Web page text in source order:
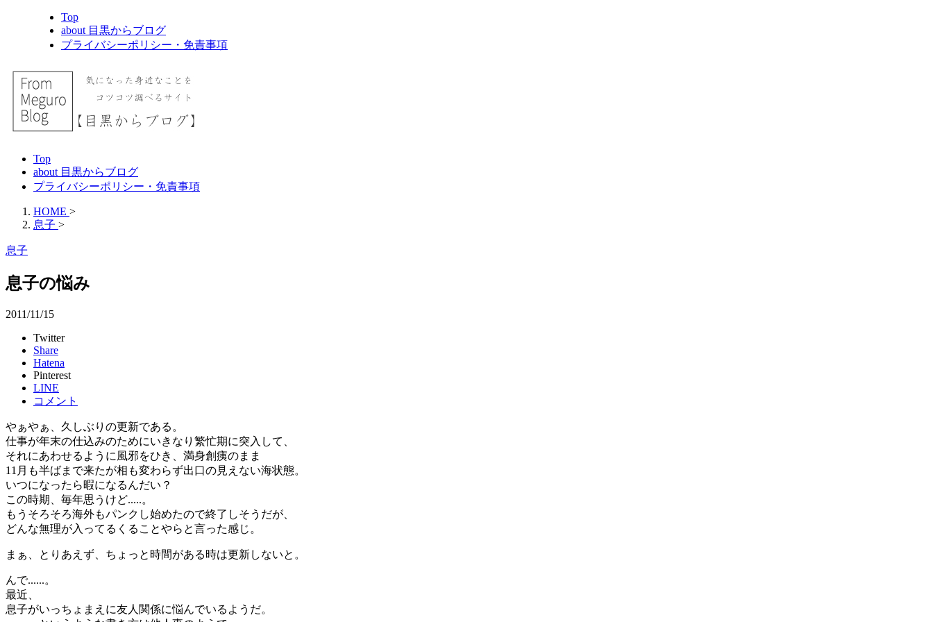
Top
about 目黒からブログ
プライバシーポリシー・免責事項
Top
about 目黒からブログ
プライバシーポリシー・免責事項
HOME >
息子 >
息子
息子の悩み
2011/11/15
Twitter
Share
Hatena
Pinterest
LINE
コメント
やぁやぁ、久しぶりの更新である。
仕事が年末の仕込みのためにいきなり繁忙期に突入して、
それにあわせるように風邪をひき、満身創痍のまま
11月も半ばまで来たが相も変わらず出口の見えない海状態。
いつになったら暇になるんだい？
この時期、毎年思うけど.....。
もうそろそろ海外もパンクし始めたので終了しそうだが、
どんな無理が入ってるくることやらと言った感じ。
まぁ、とりあえず、ちょっと時間がある時は更新しないと。
んで......。
最近、
息子がいっちょまえに友人関係に悩んでいるようだ。